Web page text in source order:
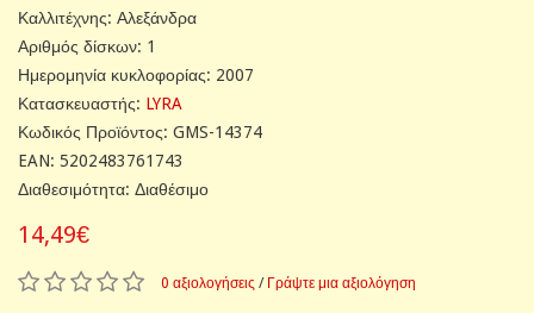
Καλλιτέχνης: Αλεξάνδρα
Αριθμός δίσκων: 1
Ημερομηνία κυκλοφορίας: 2007
Κατασκευαστής: LYRA
Κωδικός Προϊόντος: GMS-14374
EAN: 5202483761743
Διαθεσιμότητα: Διαθέσιμο
14,49€
0 αξιολογήσεις / Γράψτε μια αξιολόγηση